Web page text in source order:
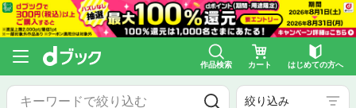
作品検索 カート はじめての方へ
絞り込み